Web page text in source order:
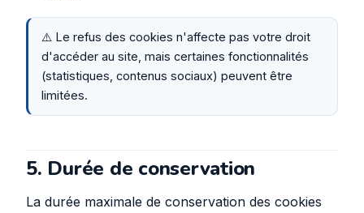
⚠️ Le refus des cookies n'affecte pas votre droit
d'accéder au site, mais certaines fonctionnalités
(statistiques, contenus sociaux) peuvent être
limitées.
5. Durée de conservation
La durée maximale de conservation des cookies